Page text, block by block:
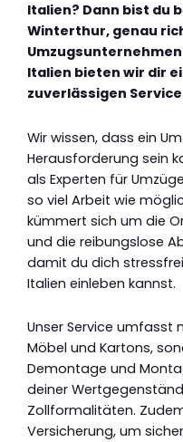
Italien? Dann bist du
Winterthur, genau
Italien bieten wir dir
zuverlässigen
Wir wissen, dass ein
Herausforderung sein
als Experten für
so viel Arbeit wie
kümmert sich um die
und die reibungslose
damit du dich
Italien einleben kannst.
Unser Service umfasst
Möbel und Kartons,
Demontage und
deiner
Zollformalitäten.
Versicherung, um